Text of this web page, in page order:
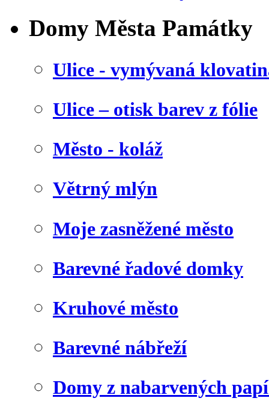
Domy Města Památky
Ulice - vymývaná
Ulice – otisk barev z fólie
Město - koláž
Větrný mlýn
Moje zasněžené město
Barevné řadové domky
Kruhové město
Barevné nábřeží
Domy z nabarvených